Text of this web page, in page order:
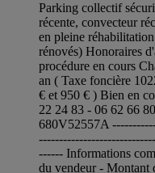
Parking collectif
récente, convecteur
en pleine
rénovés) Honoraires
procédure en cours
an ( Taxe foncière
€ et 950 € ) Bien en
22 24 83 - 06 62 66
680V52557A
------ Informations
du vendeur - Montant